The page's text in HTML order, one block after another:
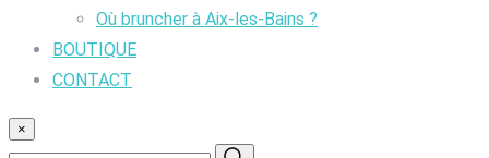
Où bruncher à Aix-les-Bains ?
BOUTIQUE
CONTACT
×